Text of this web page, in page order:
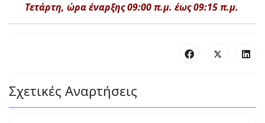
Τετάρτη, ώρα έναρξης 09:00 π.μ. έως 09:15 π.μ.
Σχετικές Αναρτήσεις